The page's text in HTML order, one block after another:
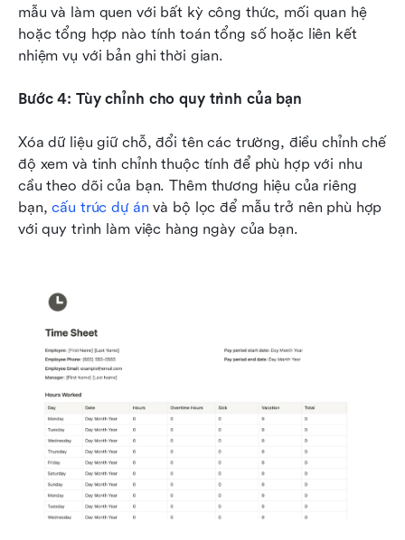
mẫu và làm quen với bất kỳ công thức, mối quan hệ
hoặc tổng hợp nào tính toán tổng số hoặc liên kết
nhiệm vụ với bản ghi thời gian.
Bước 4: Tùy chỉnh cho quy trình của bạn
Xóa dữ liệu giữ chỗ, đổi tên các trường, điều chỉnh chế
độ xem và tinh chỉnh thuộc tính để phù hợp với nhu
cầu theo dõi của bạn. Thêm thương hiệu của riêng
bạn, cấu trúc dự án và bộ lọc để mẫu trở nên phù hợp
với quy trình làm việc hàng ngày của bạn.